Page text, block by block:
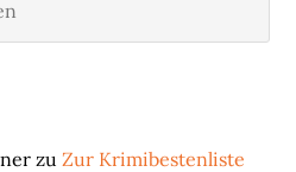
zuZur Krimibestenliste